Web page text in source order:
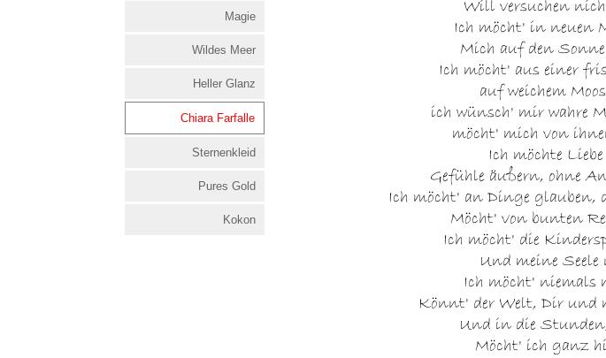
Will versuchen
Ich möcht' in neuen
Mich auf den
Ich möcht' aus einer
auf weichem
ich wünsch' mir wahre
möcht' mich von
Ich möchte
Gefühle äußern, ohne
Ich möcht' an Dinge
Möcht' von bunten
Ich möcht' die
Und meine
Ich möcht' niemals
Könnt' der Welt, Dir und
Und in die
Möcht' ich ganz
Magie
Wildes Meer
Heller Glanz
Chiara Farfalle
Sternenkleid
Pures Gold
Kokon